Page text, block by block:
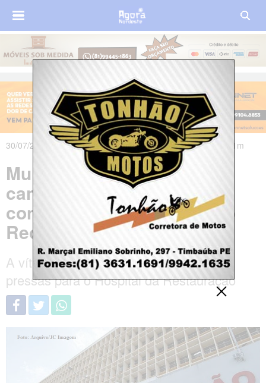
30/07/2021 às 07h07m - Atualizado em 30/07/2021 às 10h21m
Mulher é espancada com
cano de ferro durante
confusão na Zona Norte do
Recife
A vítima, de 41 anos, foi socorrida às
pressas para o Hospital da Restauração